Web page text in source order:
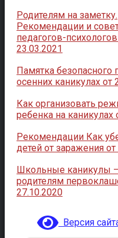
Родителям на заметку.
Рекомендации и
педагогов-
23.03.2021
Памятка безопасного
осенних каникулах от
Как организовать
ребенка на каникулах
Рекомендации Как
детей от заражения
Школьные каникулы
родителям
27.10.2020
Версия